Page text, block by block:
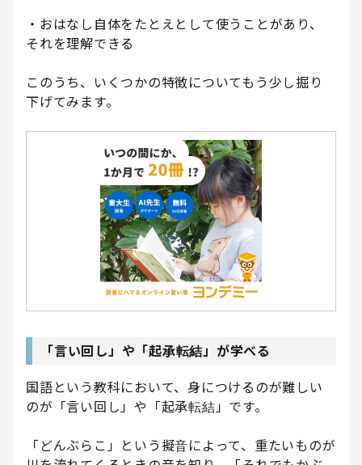
・おはなし自体をたとえとして使うことがあり、
それを理解できる
このうち、いくつかの特徴についてもう少し掘り
下げてみます。
「言い回し」や「起承転結」が学べる
国語という教科において、身につけるのが難しい
のが「言い回し」や「起承転結」です。
「どんぶらこ」という擬音によって、重たいものが